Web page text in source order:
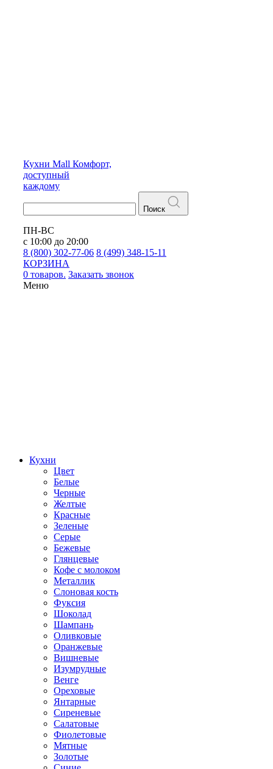
Кухни Mall Комфорт,
доступный
каждому
Поиск
ПН-ВС
с 10:00 до 20:00
8 (800) 302-77-06 8 (499) 348-15-11
КОРЗИНА
0 товаров. Заказать звонок
Меню
Кухни
Цвет
Белые
Черные
Желтые
Красные
Зеленые
Серые
Бежевые
Глянцевые
Кофе с молоком
Металлик
Слоновая кость
Фуксия
Шоколад
Шампань
Оливковые
Оранжевые
Вишневые
Изумрудные
Венге
Ореховые
Янтарные
Сиреневые
Салатовые
Фиолетовые
Мятные
Золотые